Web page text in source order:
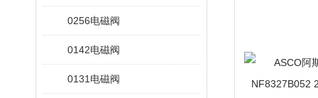
0256电磁阀
0142电磁阀
0131电磁阀